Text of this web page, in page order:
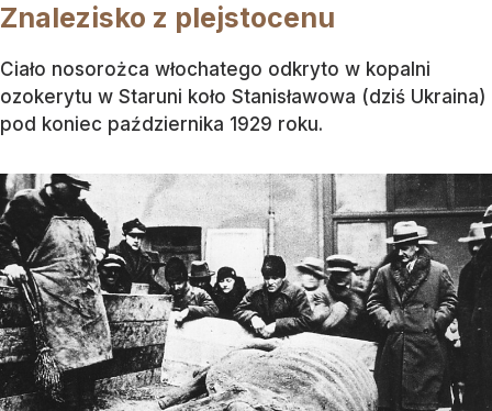
Znalezisko z plejstocenu
Ciało nosorożca włochatego odkryto w kopalni
ozokerytu w Staruni koło Stanisławowa (dziś Ukraina)
pod koniec października 1929 roku.